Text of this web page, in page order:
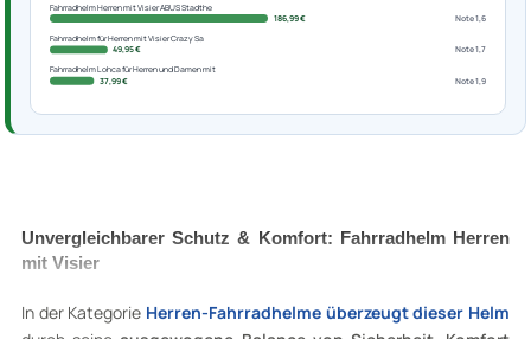
Fahrradhelm Herren mit Visier ABUS Stadthe
186,99 €
Note 1,6
Fahrradhelm für Herren mit Visier Crazy Sa
49,95 €
Note 1,7
Fahrradhelm Lohca für Herren und Damen mit
37,99 €
Note 1,9
Unvergleichbarer Schutz & Komfort: Fahrradhelm Herren
mit Visier
In der Kategorie Herren-Fahrradhelme überzeugt dieser Helm